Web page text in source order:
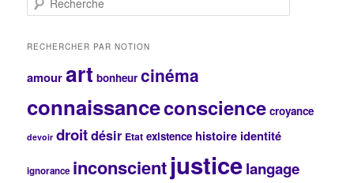
e
h
r
h
e
RECHERCHER PAR NOTION
amourart bonheur cinéma
connaissanceconscience croyance
devoir droitdésir Etat existence histoire identité
ignorance inconscientjusticelangage